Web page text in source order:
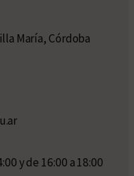
María, Córdoba
y de 16:00 a 18:00